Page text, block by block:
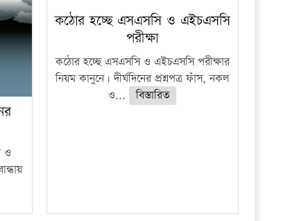
ও
কঠোর হচ্ছে এসএসসি ও এইচএসসি
পরীক্ষা
কঠোর হচ্ছে এসএসসি ও এইচএসসি পরীক্ষার
নিয়ম কানুনে। দীর্ঘদিনের প্রশ্নপত্র ফাঁস, নকল
ও...
বিস্তারিত